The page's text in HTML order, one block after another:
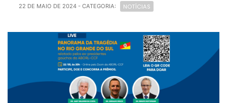
22 DE MAIO DE 2024 - CATEGORIA: NOTÍCIAS